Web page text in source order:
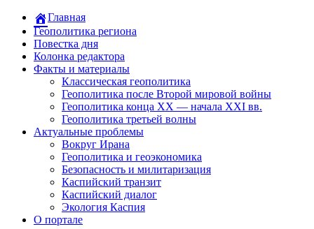
Главная
Геополитика региона
Повестка дня
Колонка редактора
Факты и материалы
Классическая геополитика
Геополитика после Второй мировой войны
Геополитика конца XX — начала XXI вв.
Геополитика третьей волны
Актуальные проблемы
Вокруг Ирана
Геополитика и геоэкономика
Безопасность и милитаризация
Каспийский транзит
Каспийский диалог
Экология Каспия
О портале